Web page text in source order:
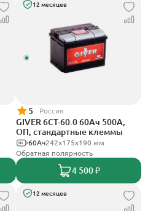
12 месяцев
5 Россия
GIVER 6СТ-60.0 60Ач 500А,
ОП, стандартные клеммы
242х175х190 мм
60Ач
Обратная полярность
4 500 ₽
12 месяцев